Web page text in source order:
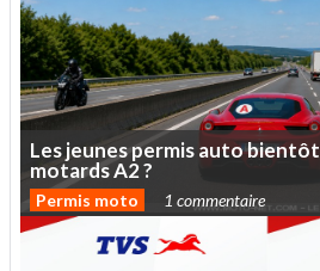
Lesjeunespermisautobientôt
motardsA2?
Permis moto 1 commentaire